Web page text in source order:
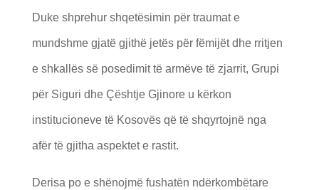
Duke shprehur shqetësimin për traumat e
mundshme gjatë gjithë jetës për fëmijët dhe rritjen
e shkallës së posedimit të armëve të zjarrit, Grupi
për Siguri dhe Çështje Gjinore u kërkon
institucioneve të Kosovës që të shqyrtojnë nga
afër të gjitha aspektet e rastit.
Derisa po e shënojmë fushatën ndërkombëtare